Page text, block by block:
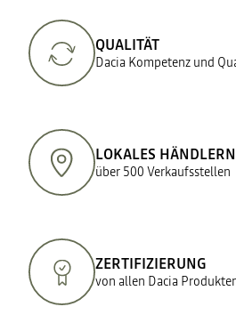
QUALITÄT
Dacia Kompetenz und
LOKALES
über 500 Verkaufsstellen
ZERTIFIZIERUNG
von allen Dacia